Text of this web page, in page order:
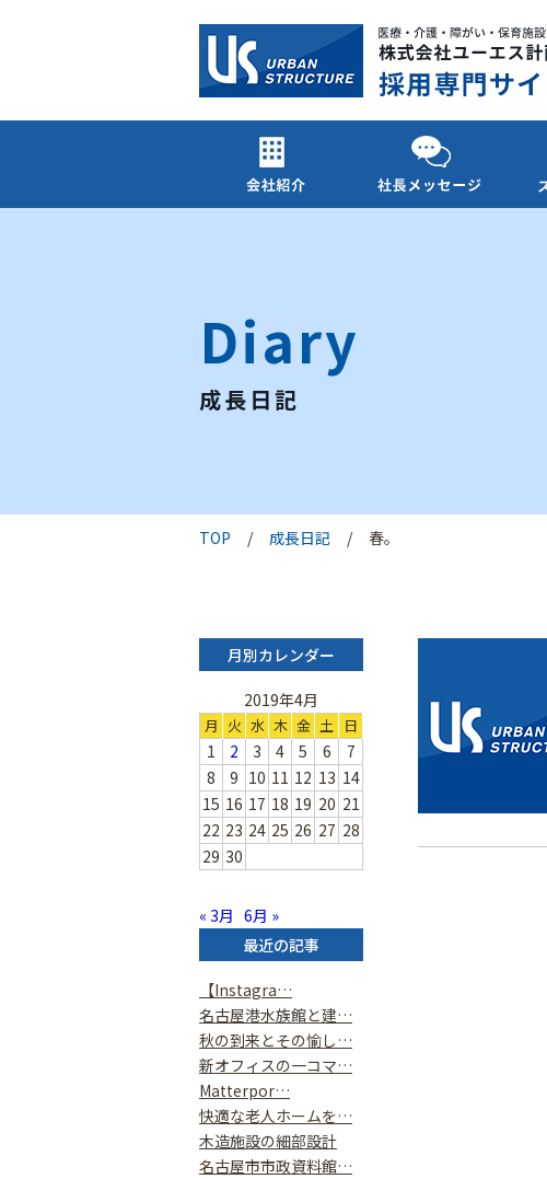
Diary
成長日記
TOP 成長日記 春。
月別カレンダー
2019年4月
月 火 水 木 金 土 日
1 2 3 4 5 6
7
8
9 10 11 12 13 14
15 16 17 18 19 20 21
22 23 24 25 26 27 28
29 30
« 3月 6月 »
最近の記事
【Instagra…
名古屋港水族館と建…
秋の到来とその愉し…
新オフィスの一コマ…
Matterpor…
快適な老人ホームを…
木造施設の細部設計
名古屋市市政資料館…